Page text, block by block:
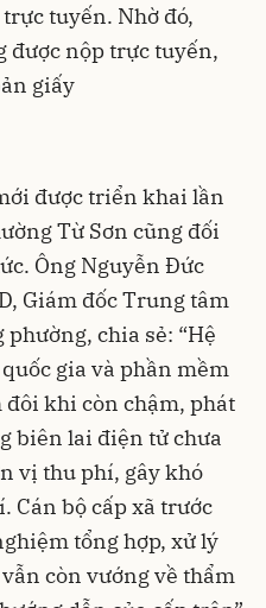
tuyến. Nhờ đó,
được nộp trực tuyến,
giấy
được triển khai lần
Từ Sơn cũng đối
Ông Nguyễn Đức
Giám đốc Trung tâm
chia sẻ: “Hệ
gia và phần mềm
khi còn chậm, phát
biên lai điện tử chưa
vị thu phí, gây khó
Cán bộ cấp xã trước
tổng hợp, xử lý
còn vướng về thẩm